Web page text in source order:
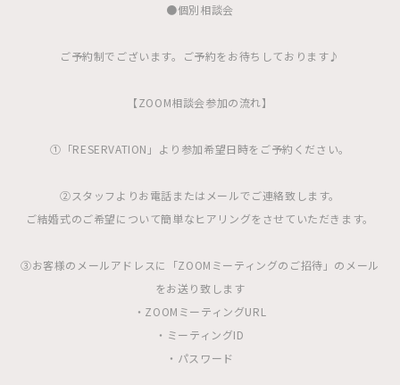
●個別相談会
ご予約制でございます。ご予約をお待ちしております♪
【ZOOM相談会参加の流れ】
①「RESERVATION」より参加希望日時をご予約ください。
②スタッフよりお電話またはメールでご連絡致します。
ご結婚式のご希望について簡単なヒアリングをさせていただきます。
③お客様のメールアドレスに「ZOOMミーティングのご招待」のメール
をお送り致します
・ZOOMミーティングURL
・ミーティングID
・パスワード